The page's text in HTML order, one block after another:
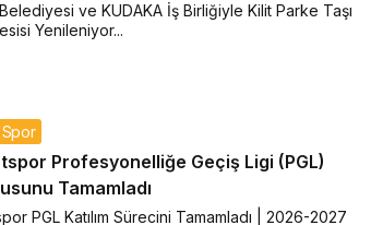
ve KUDAKA İş Birliğiyle Kilit Parke Taşı
Yenileniyor...
Profesyonelliğe Geçiş Ligi (PGL)
Tamamladı
PGL Katılım Sürecini Tamamladı | 2026-2027